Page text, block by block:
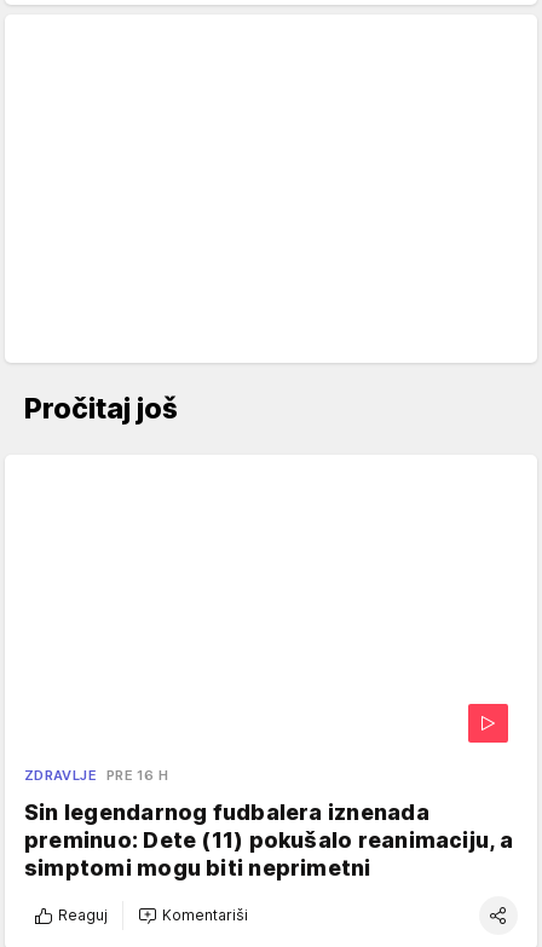
Pročitaj još
ZDRAVLJE PRE 16 H
Sin legendarnog fudbalera iznenada
preminuo: Dete (11) pokušalo reanimaciju, a
simptomi mogu biti neprimetni
Reaguj Komentariši